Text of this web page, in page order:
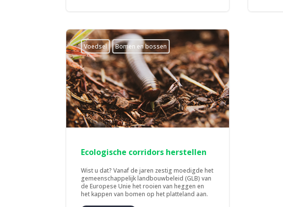
Voedsel Bomen en bossen
Ecologische corridors herstellen
Wist u dat? Vanaf de jaren zestig moedigde het
gemeenschappelijk landbouwbeleid (GLB) van
de Europese Unie het rooien van heggen en
het kappen van bomen op het platteland aan.